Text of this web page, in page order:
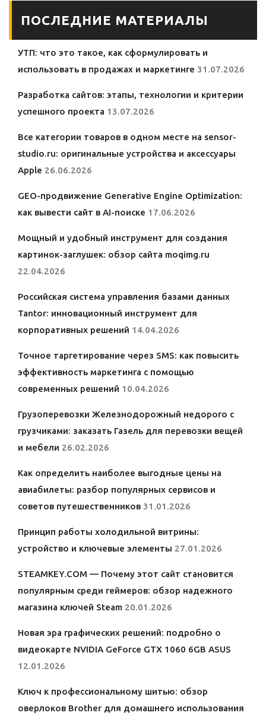
ПОСЛЕДНИЕ МАТЕРИАЛЫ
УТП: что это такое, как сформулировать и
использовать в продажах и маркетинге 31.07.2026
Разработка сайтов: этапы, технологии и критерии
успешного проекта 13.07.2026
Все категории товаров в одном месте на sensor-
studio.ru: оригинальные устройства и аксессуары
Apple 26.06.2026
GEO-продвижение Generative Engine Optimization:
как вывести сайт в AI-поиске 17.06.2026
Мощный и удобный инструмент для создания
картинок-заглушек: обзор сайта moqimg.ru
22.04.2026
Российская система управления базами данных
Tantor: инновационный инструмент для
корпоративных решений 14.04.2026
Точное таргетирование через SMS: как повысить
эффективность маркетинга с помощью
современных решений 10.04.2026
Грузоперевозки Железнодорожный недорого с
грузчиками: заказать Газель для перевозки вещей
и мебели 26.02.2026
Как определить наиболее выгодные цены на
авиабилеты: разбор популярных сервисов и
советов путешественников 31.01.2026
Принцип работы холодильной витрины:
устройство и ключевые элементы 27.01.2026
STEAMKEY.COM — Почему этот сайт становится
популярным среди геймеров: обзор надежного
магазина ключей Steam 20.01.2026
Новая эра графических решений: подробно о
видеокарте NVIDIA GeForce GTX 1060 6GB ASUS
12.01.2026
Ключ к профессиональному шитью: обзор
оверлоков Brother для домашнего использования